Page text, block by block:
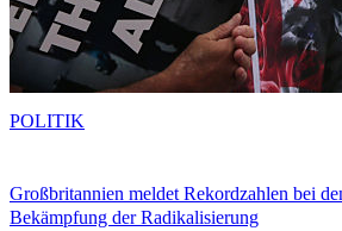
Großbritannien meldet Rekordzahlen bei
Bekämpfung der Radikalisierung
POLITIK